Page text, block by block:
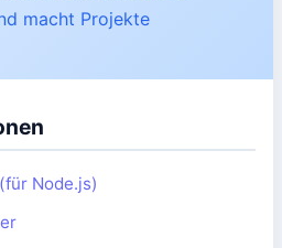
macht Projekte
Node.js)